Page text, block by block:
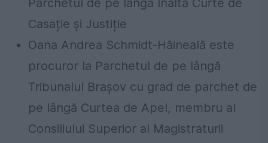
Parchetul de pe lângă Înalta Curte de
Casație și Justiție
Oana Andrea Schmidt-Hăineală este
procuror la Parchetul de pe lângă
Tribunalul Brașov cu grad de parchet de
pe lângă Curtea de Apel, membru al
Consiliului Superior al Magistraturii